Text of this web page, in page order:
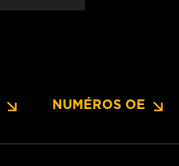
NUMÉROS OE